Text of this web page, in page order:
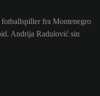
fra Montenegro
Andrija Radulović sin